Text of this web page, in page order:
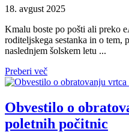
18. avgust 2025
Kmalu boste po pošti ali preko
roditeljskega sestanka in o
naslednjem šolskem letu ...
Preberi več
Obvestilo o
poletnih počitnic